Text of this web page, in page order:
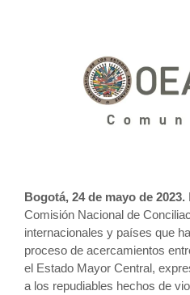
Bogotá, 24 de mayo de 2023.
Comisión Nacional de
internacionales y países que
proceso de acercamientos
el Estado Mayor Central,
a los repudiables hechos de